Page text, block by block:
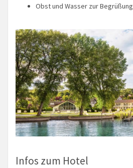
Obst und Wasser zur Begrüßung
Infos zum Hotel